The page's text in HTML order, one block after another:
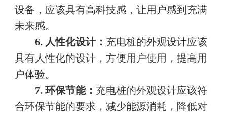
设备，应该具有高科技感，让用户感到充满
未来感。
6. 人性化设计： 充电桩的外观设计应该
具有人性化的设计，方便用户使用，提高用
户体验。
7. 环保节能： 充电桩的外观设计应该符
合环保节能的要求，减少能源消耗，降低对